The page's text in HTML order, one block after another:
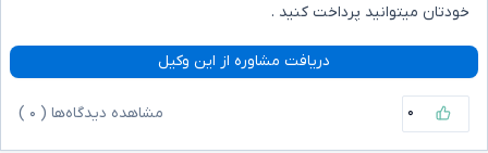
خودتان میتوانید پرداخت کنید .
دریافت مشاوره از این وکیل
۰ مشاهده دیدگاه‌ها ( ۰